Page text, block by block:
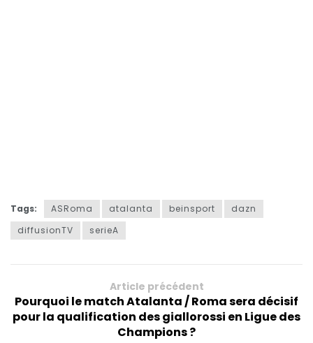
Tags: ASRoma atalanta beinsport
dazn
diffusionTV
serieA
Article précédent
Pourquoi le match Atalanta / Roma sera décisif
pour la qualification des giallorossi en Ligue des
Champions ?